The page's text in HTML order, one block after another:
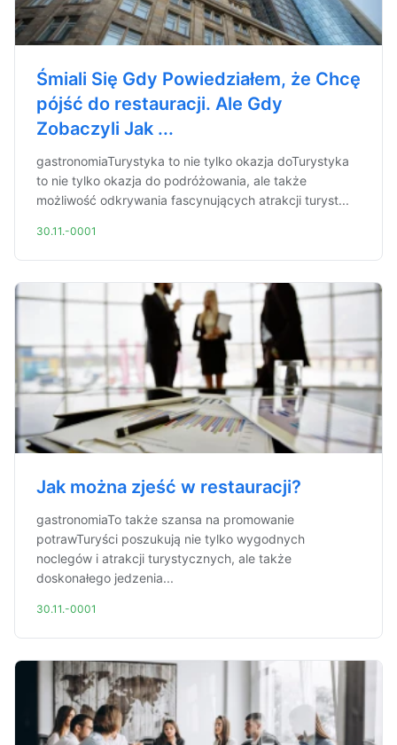
Śmiali Się Gdy Powiedziałem, że Chcę
pójść do restauracji. Ale Gdy
Zobaczyli Jak ...
gastronomiaTurystyka to nie tylko okazja doTurystyka
to nie tylko okazja do podróżowania, ale także
możliwość odkrywania fascynujących atrakcji turyst...
30.11.-0001
Jak można zjeść w restauracji?
gastronomiaTo także szansa na promowanie
potrawTuryści poszukują nie tylko wygodnych
noclegów i atrakcji turystycznych, ale także
doskonałego jedzenia...
30.11.-0001